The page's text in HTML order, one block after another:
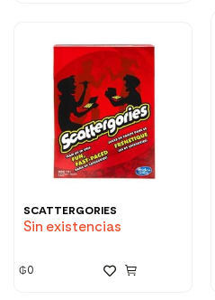
SCATTERGORIES
Sin existencias
₲0